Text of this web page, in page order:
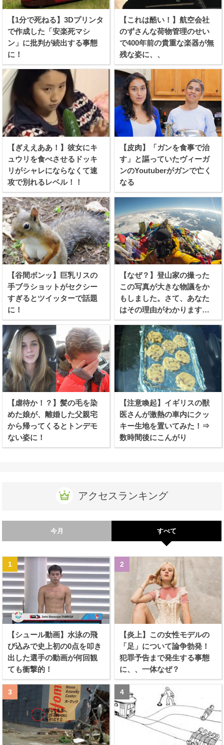
【1分で死ねる】3Dプリンタ
で作成した「安楽死マシ
ン」に批判が続出する事態
に！
【これは酷い！】航空会社
のずさんな荷物管理のせい
で400年前の貴重な楽器が無
残な姿に、、
【ぎええああ！】彼女にキ
ュウリを食べさせるドッキ
リがシャレにならなくて速
攻で別れるレベル！！
【皮肉】「ガンを食事で治
す」と謳っていたヴィーガ
ンのYoutuberがガンで亡く
なる
【谷間ボンッ】巨乳リスの
手ブラショットがセクシー
すぎるとツイッターで話題
に！
【なぜ？】登山家の撮った
この写真が大きな物議をか
もしました。さて、あなた
はその理由がわかります
か？
【虐待か！？】髪の毛を染
めた娘が、離婚した父親宅
から帰ってくるとトンデモ
ない姿に！
【注意喚起】イギリスの獣
医さんが激熱の車内にクッ
キー生地を置いてみた！⇒
数時間後にこんがり
アクセスランキング
今月 すべて
【シュール動画】水泳の飛
び込みで史上初の0点を叩き
出した選手の動画が何回観
ても衝撃的！
【炎上】この女性モデルの
「足」について論争勃発！
犯罪予告まで発生する事態
に、、一体なぜ？